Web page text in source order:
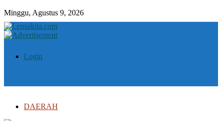
Minggu, Agustus 9, 2026
Login
DAERAH